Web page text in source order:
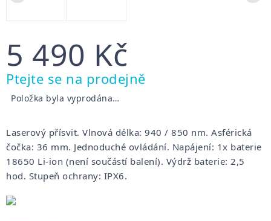
5 490 Kč
Měrná
cena:
Ptejte se na prodejně
Položka byla vyprodána…
Laserový přísvit. Vlnová délka: 940 / 850 nm. Asférická
čočka: 36 mm. Jednoduché ovládání. Napájení: 1x baterie
18650 Li-ion (není součástí balení). Výdrž baterie: 2,5
hod. Stupeň ochrany: IPX6.